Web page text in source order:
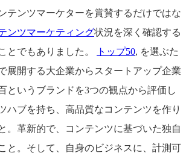
テンツマーケターを賞賛するだけではな
ンツマーケティング状況を深く確認する
とでもありました。
トップ50, を選ぶた
展開する大企業からスタートアップ企業
というブランドを3つの観点から評価し
ハブを持ち、高品質なコンテンツを作り
。革新的で、コンテンツに基づいた独自
と。そして、自身のビジネスに、計測可